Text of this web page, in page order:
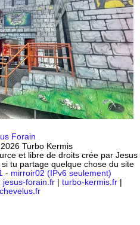
Turbo Kermis
et libre de droits crée par Jesus
tu partage quelque chose du site
- mirroir02 (IPv6 seulement)
jesus-forain.fr| turbo-kermis.fr|